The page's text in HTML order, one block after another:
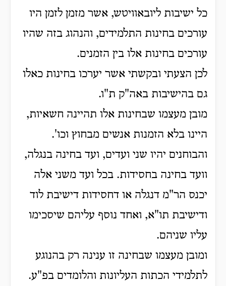
כל ישיבות ליובאוויטש, אשר מזמן לזמן היו
עורכים בחינות התלמידים, והנהוג בזה שהיו
עורכים בחינות אלו בין הזמנים.
לכן הצעתי ובקשתי אשר יערכו בחינות כאלו
גם בהישיבות באה"ק ת"ו.
מובן מעצמו שבחינות אלו תהיינה חשאיות,
היינו בלא הזמנות אנשים מבחוץ וכו'.
והבוחנים יהיו שני ועדים, ועד בחינה בנגלה,
וועד בחינה בחסידות. בכל ועד משני אלה
יכנס הר"מ דנגלה או דחסידות דישיבת לוד
ודישיבת תו"א, ואחד נוסף עליהם שיסכימו
עליו שניהם.
ומובן מעצמו שבחינה זו ענינה רק בהנוגע
לתלמידי הכתות העליונות והלומדים בפ"ע.